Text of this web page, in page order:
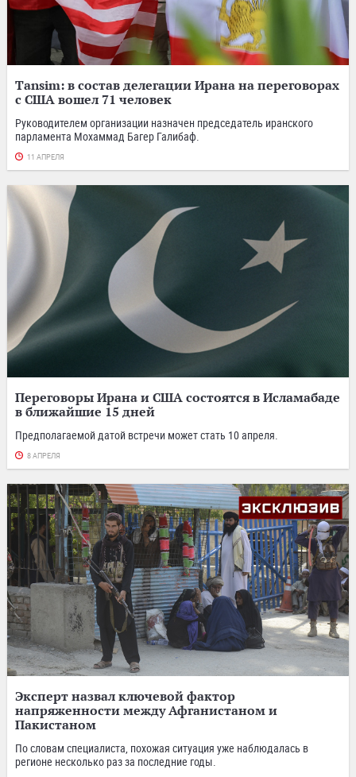
Tansim: в состав делегации Ирана на переговорах
с США вошел 71 человек
Руководителем организации назначен председатель иранского
парламента Мохаммад Багер Галибаф.
11 АПРЕЛЯ
Переговоры Ирана и США состоятся в Исламабаде
в ближайшие 15 дней
Предполагаемой датой встречи может стать 10 апреля.
8 АПРЕЛЯ
Эксперт назвал ключевой фактор
напряженности между Афганистаном и
Пакистаном
По словам специалиста, похожая ситуация уже наблюдалась в
регионе несколько раз за последние годы.